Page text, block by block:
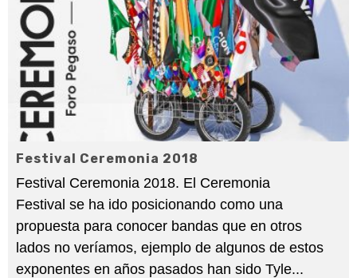
Festival Ceremonia 2018
Festival Ceremonia 2018. El Ceremonia
Festival se ha ido posicionando como una
propuesta para conocer bandas que en otros
lados no veríamos, ejemplo de algunos de estos
exponentes en años pasados han sido Tyle...